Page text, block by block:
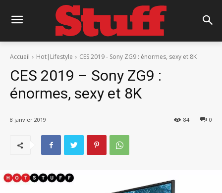
Accueil Hot|Lifestyle CES 2019 - Sony ZG9 : énormes, sexy et 8K
CES 2019 – Sony ZG9 :
énormes, sexy et 8K
8 janvier 2019 0
84